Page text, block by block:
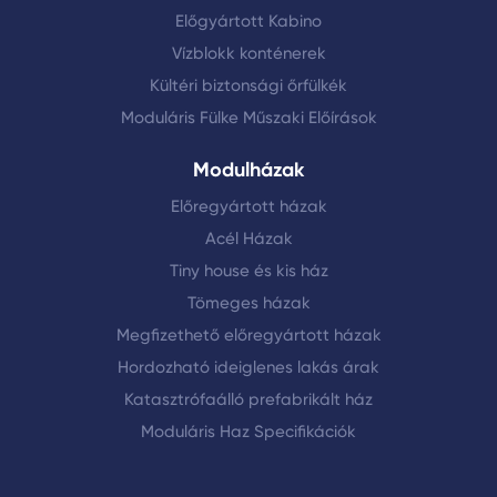
Előgyártott Kabino
Vízblokk konténerek
Kültéri biztonsági őrfülkék
Moduláris Fülke Műszaki Előírások
Modulházak
Előregyártott házak
Acél Házak
Tiny house és kis ház
Tömeges házak
Megfizethető előregyártott házak
Hordozható ideiglenes lakás árak
Katasztrófaálló prefabrikált ház
Moduláris Haz Specifikációk